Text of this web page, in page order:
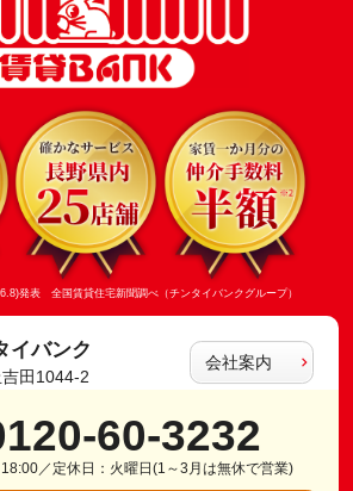
発表 全国賃貸住宅新聞調べ（チンタイバンクグループ）
イバンク
田1044-2
会社案内
60-3232
／定休日：火曜日(1～3月は無休で営業)